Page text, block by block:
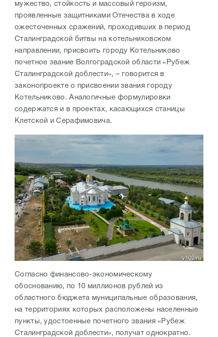
мужество, стойкость и массовый героизм,
проявленные защитниками Отечества в ходе
ожесточенных сражений, проходивших в период
Сталинградской битвы на котельниковском
направлении, присвоить городу Котельниково
почетное звание Волгоградской области «Рубеж
Сталинградской доблести», – говорится в
законопроекте о присвоении звания городу
Котельниково. Аналогичные формулировки
содержатся и в проектах, касающихся станицы
Клетской и Серафимовича.
Согласно финансово-экономическому
обоснованию, по 10 миллионов рублей из
областного бюджета муниципальные образования,
на территориях которых расположены населенные
пункты, удостоенные почетного звания «Рубеж
Сталинградской доблести», получат однократно.